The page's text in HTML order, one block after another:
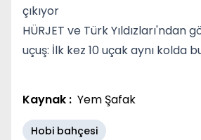
çıkıyor
HÜRJET ve Türk Yıldızları'ndan
uçuş: İlk kez 10 uçak aynı kolda
Kaynak : Yem Şafak
Hobi bahçesi